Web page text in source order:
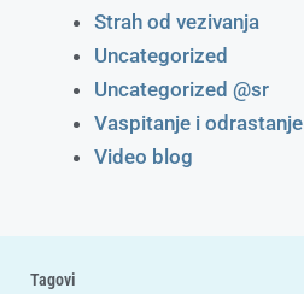
Strah od vezivanja
Uncategorized
Uncategorized @sr
Vaspitanje i odrastanje
Video blog
Tagovi